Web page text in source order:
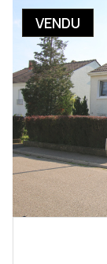
VENDU